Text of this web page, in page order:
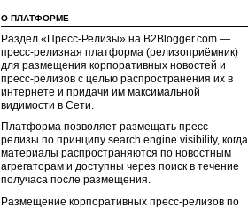
О ПЛАТФОРМЕ
Раздел «Пресс-Релизы» на B2Blogger.com —
пресс-релизная платформа (релизоприёмник)
для размещения корпоративных новостей и
пресс-релизов с целью распространения их в
интернете и придачи им максимальной
видимости в Сети.
Платформа позволяет размещать пресс-
релизы по принципу search engine visibility, когда
материалы распространяются по новостным
агрегаторам и доступны через поиск в течение
получаса после размещения.
Размещение корпоративных пресс-релизов по